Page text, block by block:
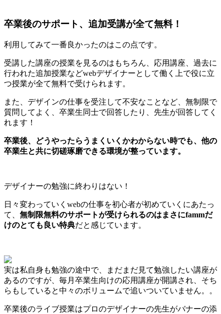
卒業後のサポート、追加受講が全て無料！
利用してみて一番良かったのはこの点です。
受講した講座の授業を見るのはもちろん、応用講座、過去に
行われた追加授業などwebデザイナーとして働く上で役に立
つ授業が全て無料で受けられます。
また、デザインの仕事を受注して不安なことなど、無制限で
質問してよく、卒業生同士で回答したり、先生が回答してく
れます！
卒業後、どうやったらうまくいくかわからない時でも、他の
卒業生と共に切磋琢磨できる環境が整っています。
デザイナーの勉強に終わりはない！
日々変わっていくwebの仕事を初心者が初めていくにあたっ
て、 無制限無料のサポートが受けられるのはまさにfammだ
けのとても良い特典だと感じています。
実は私自身も勉強の途中で、まだまだ見て勉強したい講座が
あるのですが、毎月卒業生向けの応用講座が開講され、そち
らもしていると中々のボリュームで追いついていません。。
卒業後のライブ授業はプロのデザイナーの先生がバナーの添